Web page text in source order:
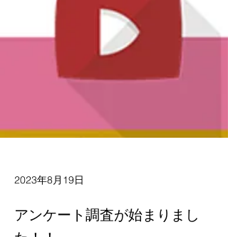
2023年8月19日
アンケート調査が始まりまし